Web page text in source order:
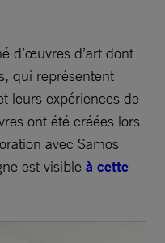
d’œuvres d’art dont
qui représentent
leurs expériences de
ont été créées lors
avec Samos
est visible à cette